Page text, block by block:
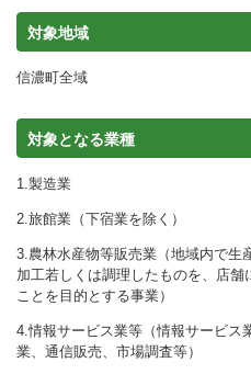
対象地域
信濃町全域
対象となる業種
1.製造業
2.旅館業（下宿業を除く）
3.農林水産物等販売業（地域内で生
加工若しくは調理したものを、店
ことを目的とする事業）
4.情報サービス業等（情報サービス
業、通信販売、市場調査等）